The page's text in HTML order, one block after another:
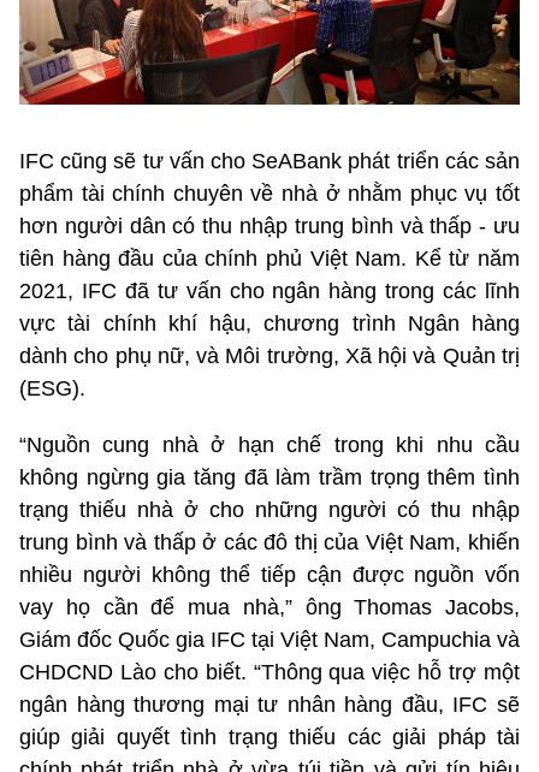
IFC cũng sẽ tư vấn cho SeABank phát triển các sản
phẩm tài chính chuyên về nhà ở nhằm phục vụ tốt
hơn người dân có thu nhập trung bình và thấp - ưu
tiên hàng đầu của chính phủ Việt Nam. Kể từ năm
2021, IFC đã tư vấn cho ngân hàng trong các lĩnh
vực tài chính khí hậu, chương trình Ngân hàng
dành cho phụ nữ, và Môi trường, Xã hội và Quản trị
(ESG).
“Nguồn cung nhà ở hạn chế trong khi nhu cầu
không ngừng gia tăng đã làm trầm trọng thêm tình
trạng thiếu nhà ở cho những người có thu nhập
trung bình và thấp ở các đô thị của Việt Nam, khiến
nhiều người không thể tiếp cận được nguồn vốn
vay họ cần để mua nhà,” ông Thomas Jacobs,
Giám đốc Quốc gia IFC tại Việt Nam, Campuchia và
CHDCND Lào cho biết. “Thông qua việc hỗ trợ một
ngân hàng thương mại tư nhân hàng đầu, IFC sẽ
giúp giải quyết tình trạng thiếu các giải pháp tài